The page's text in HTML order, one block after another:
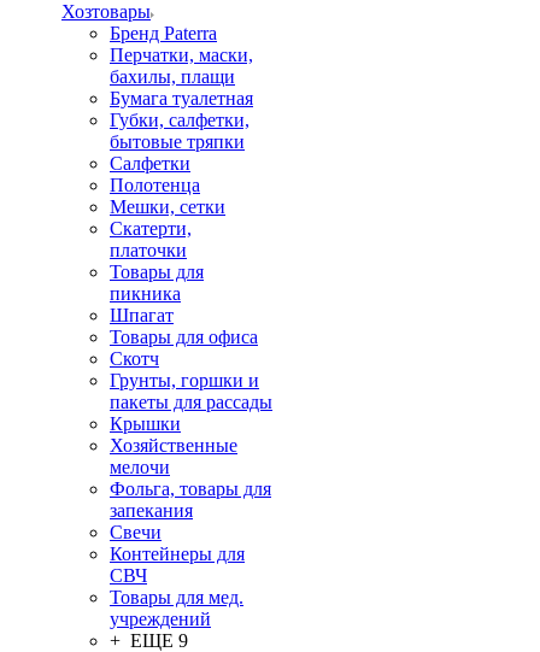
Хозтовары
Бренд Paterra
Перчатки, маски,
бахилы, плащи
Бумага туалетная
Губки, салфетки,
бытовые тряпки
Салфетки
Полотенца
Мешки, сетки
Скатерти,
платочки
Товары для
пикника
Шпагат
Товары для офиса
Скотч
Грунты, горшки и
пакеты для рассады
Крышки
Хозяйственные
мелочи
Фольга, товары для
запекания
Свечи
Контейнеры для
СВЧ
Товары для мед.
учреждений
+ ЕЩЕ 9